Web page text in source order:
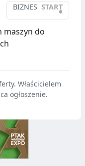
BIZNES START
•
maszyn do
Właścicielem
ogłoszenie.